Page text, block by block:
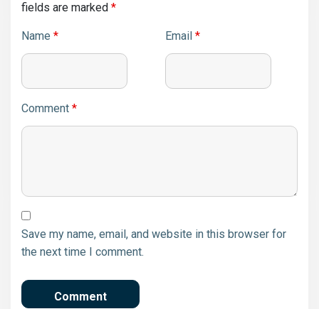
fields are marked *
Name * Email *
Comment *
Save my name, email, and website in this browser for
the next time I comment.